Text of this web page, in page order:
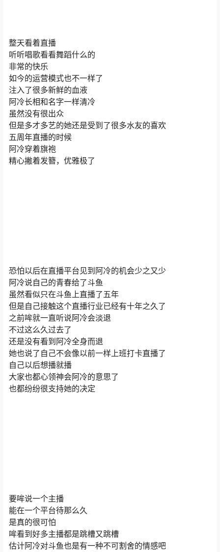
整天看着直播
听听唱歌看看舞蹈什么的
非常的快乐
如今的运营模式也不一样了
注入了很多新鲜的血液
阿冷长相和名字一样清冷
虽然没有很出众
但是多才多艺的她还是受到了很多水友的喜欢
五周年直播的时候
阿冷穿着旗袍
精心撇着发簪，优雅极了
恐怕以后在直播平台见到阿冷的机会少之又少
阿冷说自己的青春给了斗鱼
虽然看似只在斗鱼上直播了五年
但是自己接触这个直播行业已经有十年之久了
之前哞就一直听说阿冷会淡退
不过这么久过去了
还是没有看到阿冷全身而退
她也说了自己不会像以前一样上班打卡直播了
自己以后想播就播
大家也都心领神会阿冷的意思了
也都纷纷很支持她的决定
要哞说一个主播
能在一个平台待那么久
是真的很可怕
哞看到好多主播都是跳槽又跳槽
估计阿冷对斗鱼也是有一种不可割舍的情感吧